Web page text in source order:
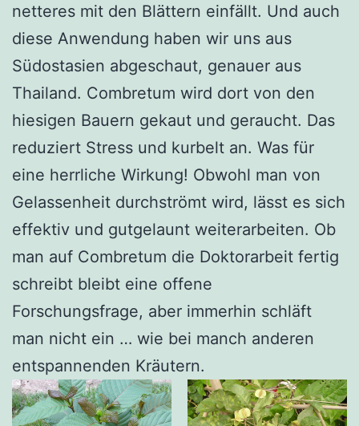
netteres mit den Blättern einfällt. Und auch
diese Anwendung haben wir uns aus
Südostasien abgeschaut, genauer aus
Thailand. Combretum wird dort von den
hiesigen Bauern gekaut und geraucht. Das
reduziert Stress und kurbelt an. Was für
eine herrliche Wirkung! Obwohl man von
Gelassenheit durchströmt wird, lässt es sich
effektiv und gutgelaunt weiterarbeiten. Ob
man auf Combretum die Doktorarbeit fertig
schreibt bleibt eine offene
Forschungsfrage, aber immerhin schläft
man nicht ein … wie bei manch anderen
entspannenden Kräutern.